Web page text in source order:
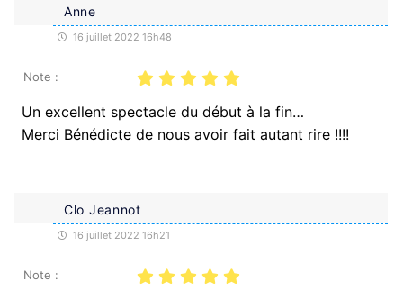
Anne
16 juillet 2022 16h48
Note :
Un excellent spectacle du début à la fin…
Merci Bénédicte de nous avoir fait autant rire !!!!
Clo Jeannot
16 juillet 2022 16h21
Note :